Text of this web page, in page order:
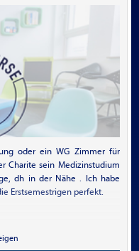
oder ein WG Zimmer für
Charite sein Medizinstudium
dh in der Nähe . Ich habe
Erstsemestrigen perfekt.